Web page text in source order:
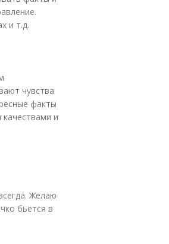
и т.д.
чувства
факты
и
Желаю
бьётся в